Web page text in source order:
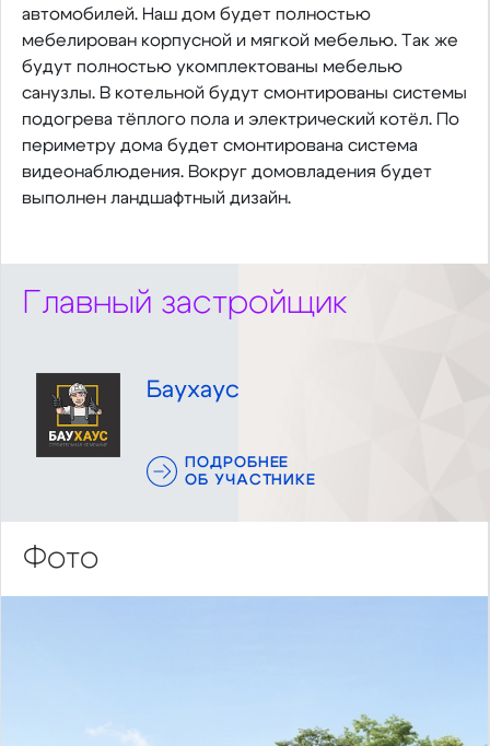
автомобилей. Наш дом будет полностью
мебелирован корпусной и мягкой мебелью. Так же
будут полностью укомплектованы мебелью
санузлы. В котельной будут смонтированы системы
подогрева тёплого пола и электрический котёл. По
периметру дома будет смонтирована система
видеонаблюдения. Вокруг домовладения будет
выполнен ландшафтный дизайн.
Главный застройщик
Баухаус
ПОДРОБНЕЕ
ОБ УЧАСТНИКЕ
Фото